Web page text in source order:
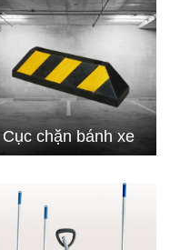
Cục chặn bánh xe